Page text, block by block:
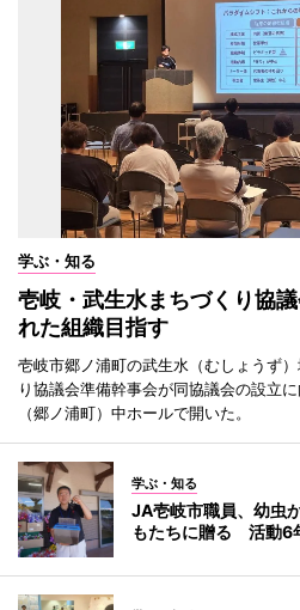
学ぶ・知る
壱岐・武生水まちづくり協
れた組織目指す
壱岐市郷ノ浦町の武生水（むしょうず
り協議会準備幹事会が同協議会の設立
（郷ノ浦町）中ホールで開いた。
学ぶ・知る
JA壱岐市職員、幼虫
もたちに贈る 活動6